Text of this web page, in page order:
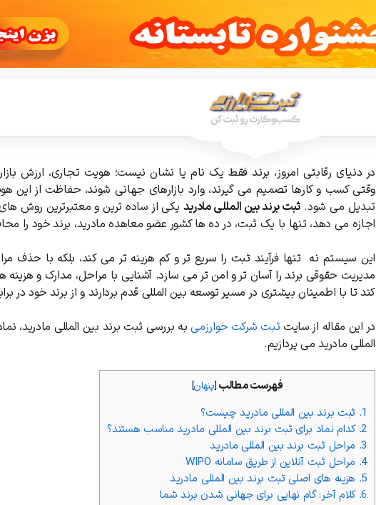
در دنیای رقابتی امروز، برند فقط یک نام یا نشان نیست؛ هویت تجاری، ارزش
وقتی کسب ‌و کارها تصمیم می ‌گیرند، وارد بازارهای جهانی شوند، حفاظت از
تبدیل می ‌شود. ثبت برند بین‌ المللی مادرید یکی از ساده‌ ترین و معتبرترین روش‌
اجازه می ‌دهد، تنها با یک ثبت، در ده‌ ها کشور عضو معاهده مادرید، برند خود را
این سیستم نه ‌تنها فرآیند ثبت را سریع ‌تر و کم ‌هزینه ‌تر می ‌کند، بلکه با حذف
مدیریت حقوقی برند را آسان ‌تر و امن ‌تر می ‌سازد. آشنایی با مراحل، مدارک و
کند تا با اطمینان بیشتری در مسیر توسعه بین ‌المللی قدم بردارند و از برند خود در
در این مقاله از سایت ثبت شرکت خوارزمیبه بررسی ثبت برند بین المللی مادرید،
المللی مادرید می پردازیم.
فهرست مطالب [پنهان]
1. ثبت برند بین ‌المللی مادرید چیست؟
2. کدام نماد برای ثبت برند بین المللی مادرید مناسب هستند؟
3. مراحل ثبت برند بین ‌المللی مادرید
4. مراحل ثبت آنلاین از طریق سامانه WIPO
5. هزینه ‌های اصلی ثبت برند بین ‌المللی مادرید
6. کلام آخر: گام نهایی برای جهانی شدن برند شما